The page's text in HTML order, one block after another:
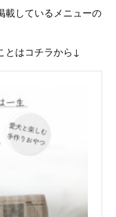
載しているメニューの
とはコチラから↓